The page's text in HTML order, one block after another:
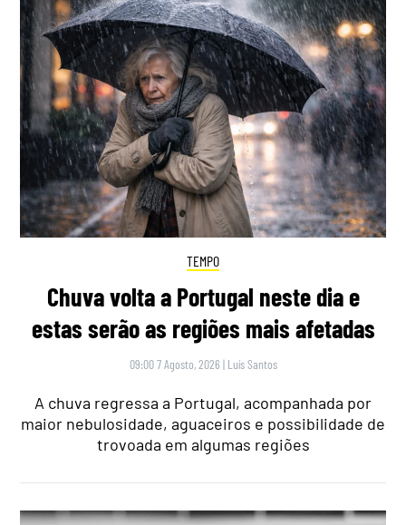
TEMPO
Chuva volta a Portugal neste dia e
estas serão as regiões mais afetadas
09:00 7 Agosto, 2026 | Luís Santos
A chuva regressa a Portugal, acompanhada por
maior nebulosidade, aguaceiros e possibilidade de
trovoada em algumas regiões